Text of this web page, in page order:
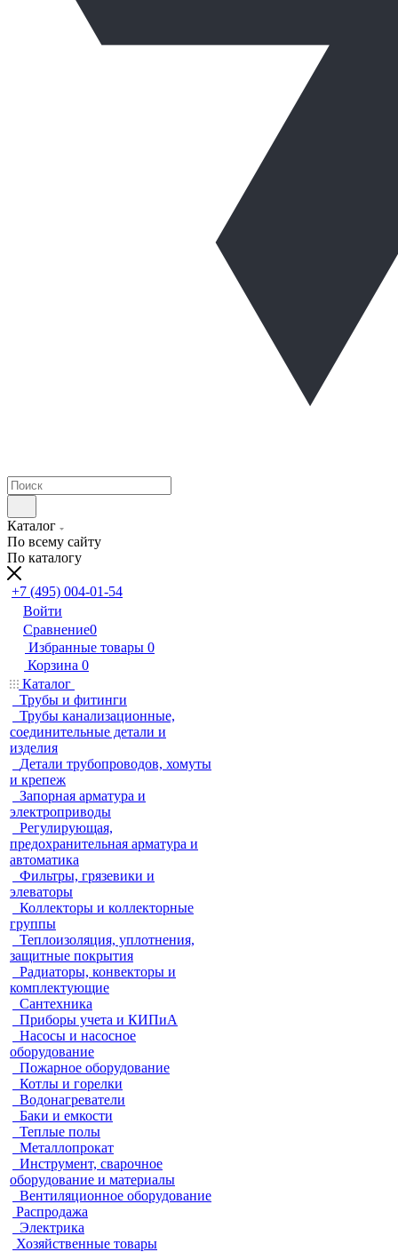
Каталог
По всему сайту
По каталогу
+7 (495) 004-01-54
Войти
Сравнение0
Избранные товары 0
Корзина 0
Каталог
Трубы и фитинги
Трубы канализационные,
соединительные детали и
изделия
Детали трубопроводов, хомуты
и крепеж
Запорная арматура и
электроприводы
Регулирующая,
предохранительная арматура и
автоматика
Фильтры, грязевики и
элеваторы
Коллекторы и коллекторные
группы
Теплоизоляция, уплотнения,
защитные покрытия
Радиаторы, конвекторы и
комплектующие
Сантехника
Приборы учета и КИПиА
Насосы и насосное
оборудование
Пожарное оборудование
Котлы и горелки
Водонагреватели
Баки и емкости
Теплые полы
Металлопрокат
Инструмент, сварочное
оборудование и материалы
Вентиляционное оборудование
Распродажа
Электрика
Хозяйственные товары